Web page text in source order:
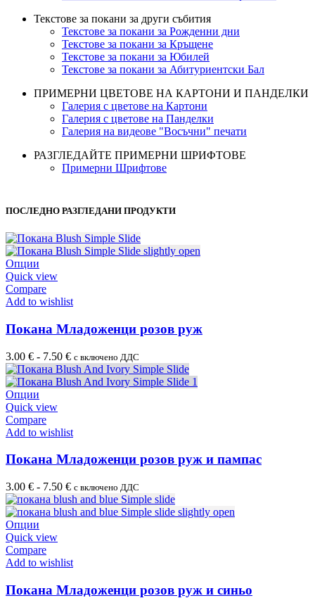
Текстове за покани за други събития
Текстове за покани за Рожденни дни
Текстове за покани за Кръщене
Текстове за покани за Юбилей
Текстове за покани за Абитуриентски Бал
ПРИМЕРНИ ЦВЕТОВЕ НА КАРТОНИ И ПАНДЕЛКИ
Галерия с цветове на Картони
Галерия с цветове на Панделки
Галерия на видеове "Восъчни" печати
РАЗГЛЕДАЙТЕ ПРИМЕРНИ ШРИФТОВЕ
Примерни Шрифтове
ПОСЛЕДНО РАЗГЛЕДАНИ ПРОДУКТИ
Опции
Quick view
Compare
Add to wishlist
Покана Mладоженци розов руж
3.00 € - 7.50 € с включено ДДС
Опции
Quick view
Compare
Add to wishlist
Покана Mладоженци розов руж и пампас
3.00 € - 7.50 € с включено ДДС
Опции
Quick view
Compare
Add to wishlist
Покана Mладоженци розов руж и синьо